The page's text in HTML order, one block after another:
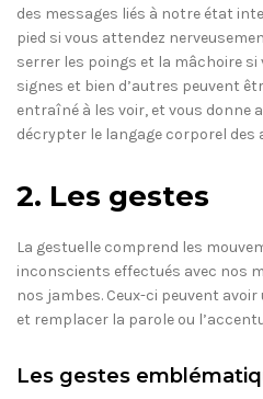
des messages liés à notre état
pied si vous attendez
serrer les poings et la mâchoire si
signes et bien d’autres peuvent
entraîné à les voir, et vous donne
décrypter le langage corporel des
2. Les gestes
La gestuelle comprend les
inconscients effectués avec nos
nos jambes. Ceux-ci peuvent
et remplacer la parole ou
Les gestes